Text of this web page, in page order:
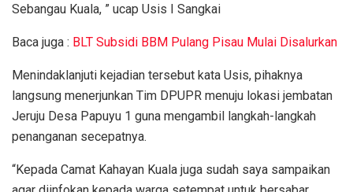
Sebangau Kuala, ” ucap Usis I Sangkai
Baca juga : BLT Subsidi BBM Pulang Pisau Mulai Disalurkan
Menindaklanjuti kejadian tersebut kata Usis, pihaknya
langsung menerjunkan Tim DPUPR menuju lokasi jembatan
Jeruju Desa Papuyu 1 guna mengambil langkah-langkah
penanganan secepatnya.
“Kepada Camat Kahayan Kuala juga sudah saya sampaikan